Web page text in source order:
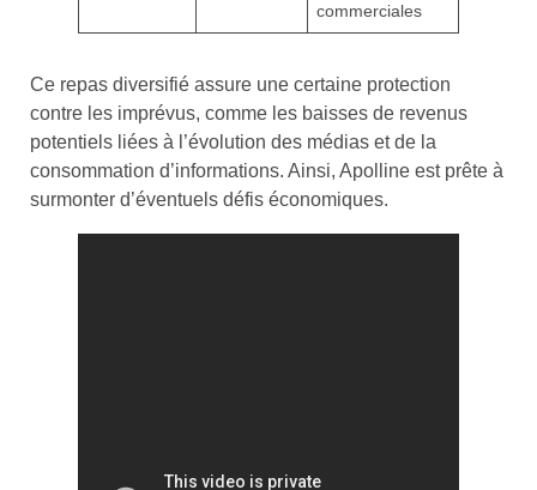
commerciales
Ce repas diversifié assure une certaine protection
contre les imprévus, comme les baisses de revenus
potentiels liées à l’évolution des médias et de la
consommation d’informations. Ainsi, Apolline est prête à
surmonter d’éventuels défis économiques.